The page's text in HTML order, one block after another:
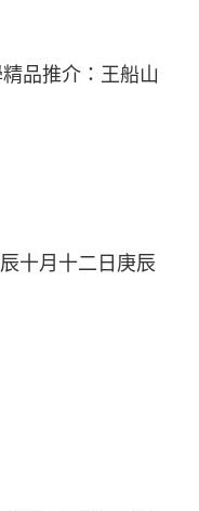
品推介：王船山
十月十二日庚辰